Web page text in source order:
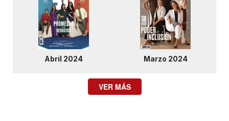
Abril 2024 Marzo 2024
VER MÁS